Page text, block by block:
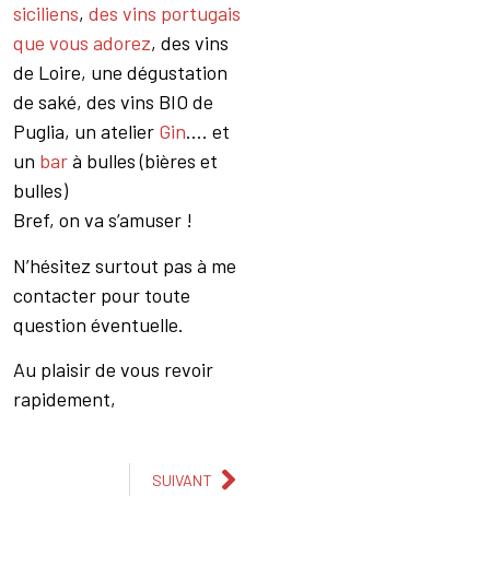
siciliens, des vins portugais
que vous adorez, des vins
de Loire, une dégustation
de saké, des vins BIO de
Puglia, un atelier Gin…. et
un barà bulles (bières et
bulles)
Bref, on va s’amuser !
N’hésitez surtout pas à me
contacter pour toute
question éventuelle.
Au plaisir de vous revoir
rapidement,
SUIVANT